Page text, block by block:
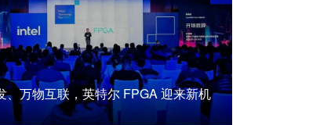
、万物互联，英特尔 FPGA 迎来新机